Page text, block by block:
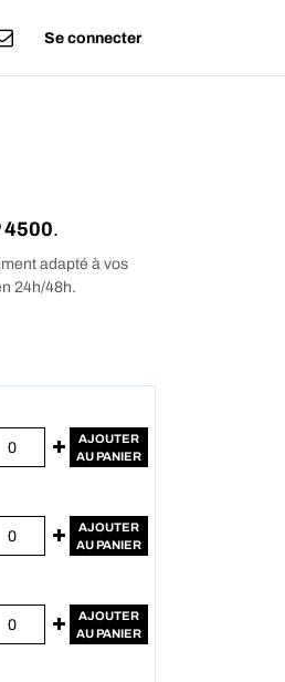
Se connecter
4500.
adapté à vos
24h/48h.
AJOUTER
AU PANIER
AJOUTER
AU PANIER
AJOUTER
AU PANIER